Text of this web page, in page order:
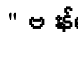
"ဗန်